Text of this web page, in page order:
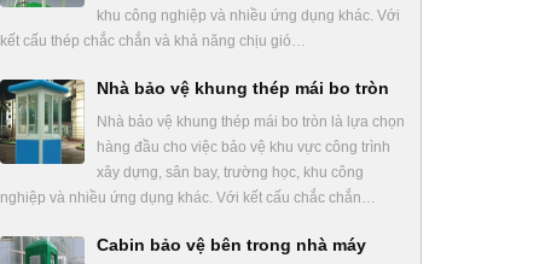
khu công nghiệp và nhiều ứng dụng khác. Với
kết cấu thép chắc chắn và khả năng chịu gió…
Nhà bảo vệ khung thép mái bo tròn
Nhà bảo vệ khung thép mái bo tròn là lựa chọn
hàng đầu cho việc bảo vệ khu vực công trình
xây dựng, sân bay, trường học, khu công
nghiệp và nhiều ứng dụng khác. Với kết cấu chắc chắn…
Cabin bảo vệ bên trong nhà máy